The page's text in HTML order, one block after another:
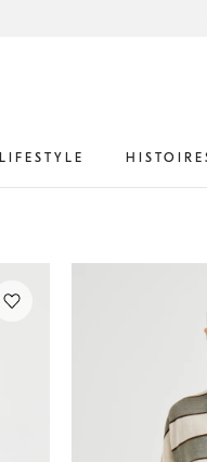
LIFESTYLE